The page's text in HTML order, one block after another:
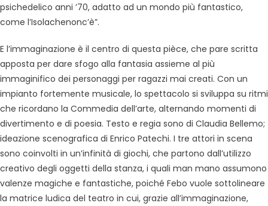
psichedelico anni ’70, adatto ad un mondo più fantastico,
come l’Isolachenonc’è”.
E l’immaginazione è il centro di questa pièce, che pare scritta
apposta per dare sfogo alla fantasia assieme al più
immaginifico dei personaggi per ragazzi mai creati. Con un
impianto fortemente musicale, lo spettacolo si sviluppa su ritmi
che ricordano la Commedia dell’arte, alternando momenti di
divertimento e di poesia. Testo e regia sono di Claudia Bellemo;
ideazione scenografica di Enrico Patechi. I tre attori in scena
sono coinvolti in un’infinità di giochi, che partono dall’utilizzo
creativo degli oggetti della stanza, i quali man mano assumono
valenze magiche e fantastiche, poiché Febo vuole sottolineare
la matrice ludica del teatro in cui, grazie all’immaginazione,